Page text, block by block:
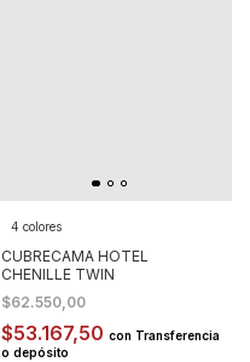
4 colores
CUBRECAMA HOTEL
CHENILLE TWIN
$62.550,00
$53.167,50 con Transferencia
o depósito